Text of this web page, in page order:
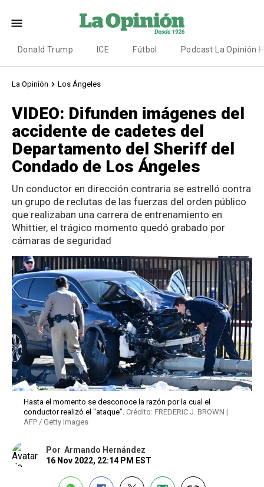
Donald Trump ICE Fútbol Podcast La Opinión
La Opinión Los Ángeles
VIDEO: Difunden imágenes del
accidente de cadetes del
Departamento del Sheriff del
Condado de Los Ángeles
Un conductor en dirección contraria se estrelló contra
un grupo de reclutas de las fuerzas del orden público
que realizaban una carrera de entrenamiento en
Whittier, el trágico momento quedó grabado por
cámaras de seguridad
Hasta el momento se desconoce la razón por la cual el
conductor realizó el “ataque”. Crédito: FREDERIC J. BROWN |
AFP / Getty Images
Por Armando Hernández
16 Nov 2022, 22:14 PM EST